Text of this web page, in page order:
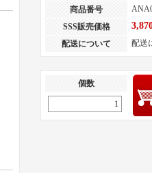
商品番号
SSS販売価格
配送について 配送
個数